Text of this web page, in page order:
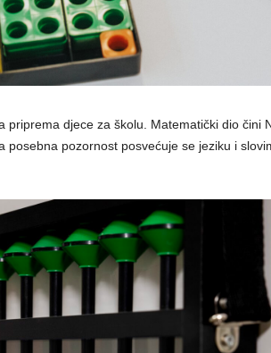
priprema djece za školu. Matematički dio čini
posebna pozornost posvećuje se jeziku i